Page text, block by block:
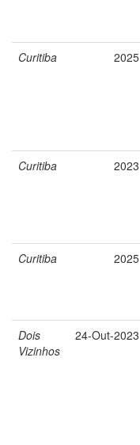
Curitiba 2025
Curitiba 2023
Curitiba 2025
Dois
Vizinhos
24-Out-2023